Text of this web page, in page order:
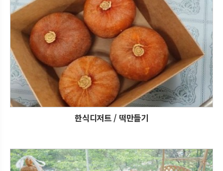
한식디저트 / 떡만들기